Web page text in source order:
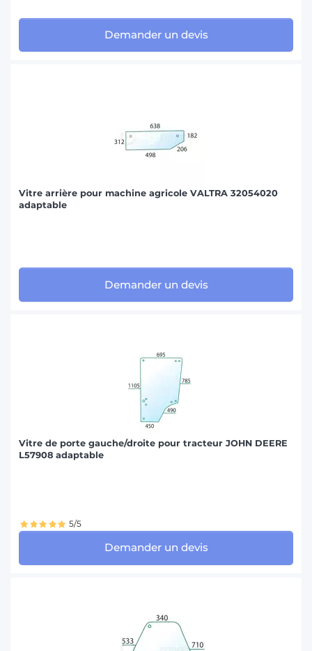
Demander un devis
Vitre arrière pour machine agricole VALTRA 32054020
adaptable
Demander un devis
Vitre de porte gauche/droite pour tracteur JOHN DEERE
L57908 adaptable
5/5
Demander un devis